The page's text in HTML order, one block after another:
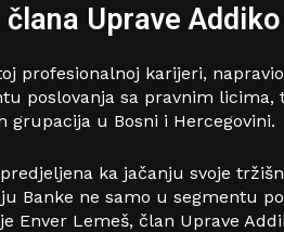
Uprave
profesionalnoj karijeri,
poslovanja sa pravnim
grupacija u Bosni i Hercegovini.
ka jačanju svoje
Banke ne samo u segmentu
Enver Lemeš, član Uprave